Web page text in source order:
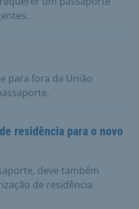
para fora da União
residência para o novo
deve também
de residência